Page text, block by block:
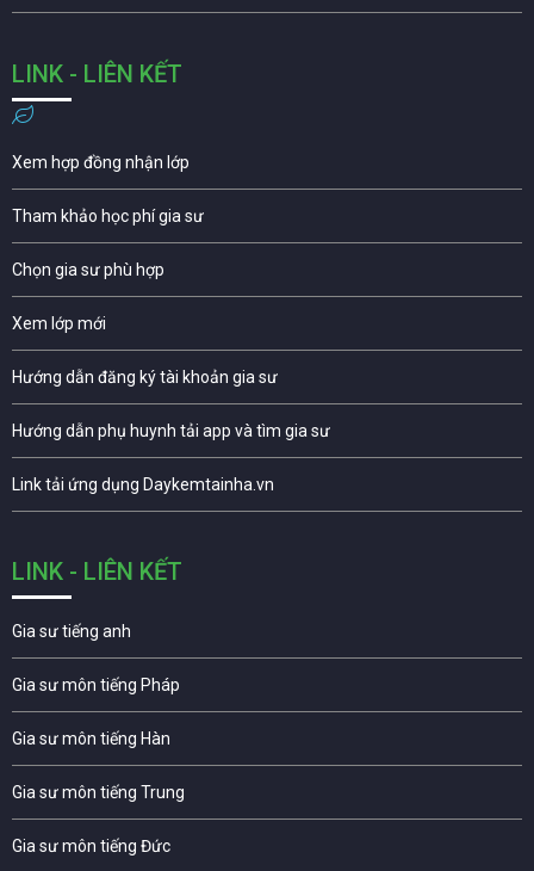
LINK - LIÊN KẾT
Xem hợp đồng nhận lớp
Tham khảo học phí gia sư
Chọn gia sư phù hợp
Xem lớp mới
Hướng dẫn đăng ký tài khoản gia sư
Hướng dẫn phụ huynh tải app và tìm gia sư
Link tải ứng dụng Daykemtainha.vn
LINK - LIÊN KẾT
Gia sư tiếng anh
Gia sư môn tiếng Pháp
Gia sư môn tiếng Hàn
Gia sư môn tiếng Trung
Gia sư môn tiếng Đức